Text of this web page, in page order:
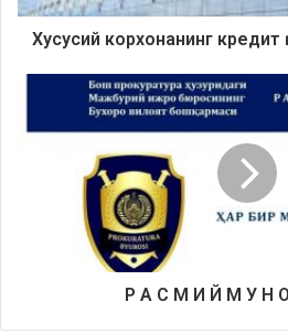
Хусусий корхонанингкредит
Р А С М И Й М У Н О